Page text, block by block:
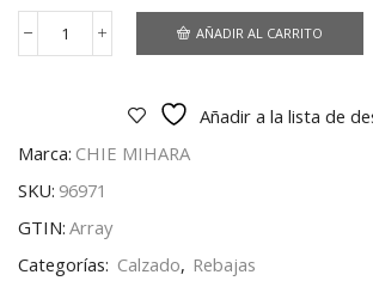
Fatma
AÑADIR AL CARRITO
Añadir a la lista de
Marca: CHIE MIHARA
SKU: 96971
GTIN: Array
Categorías: Calzado, Rebajas